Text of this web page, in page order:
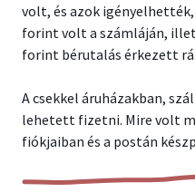
volt, és azok
forint volt a számláján,
forint bérutalás érkezett rá.
A csekkel áruházakban,
lehetett fizetni. Mire volt
fiókjaiban és a postán